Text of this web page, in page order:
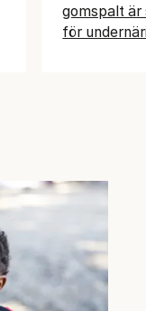
gomspalt är
för